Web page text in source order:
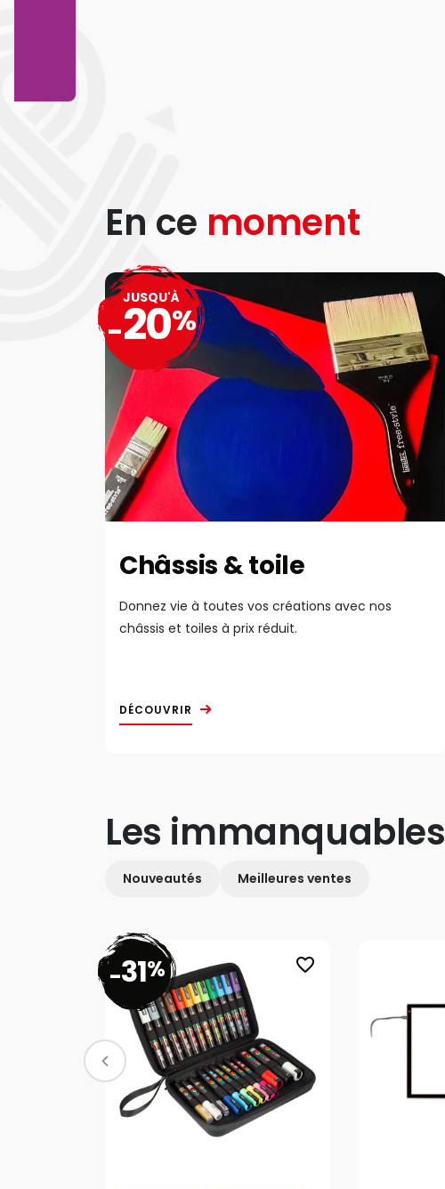
En ce moment
Châssis & toile
Donnez vie à toutes vos créations avec nos
châssis et toiles à prix réduit.
DÉCOUVRIR
JUSQU'À
-20%
Les immanquables
Nouveautés Meilleures ventes
favorite_border
-31%